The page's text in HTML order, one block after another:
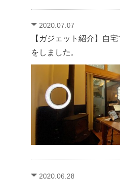
2020.07.07
【ガジェット紹介】自
をしました。
2020.06.28